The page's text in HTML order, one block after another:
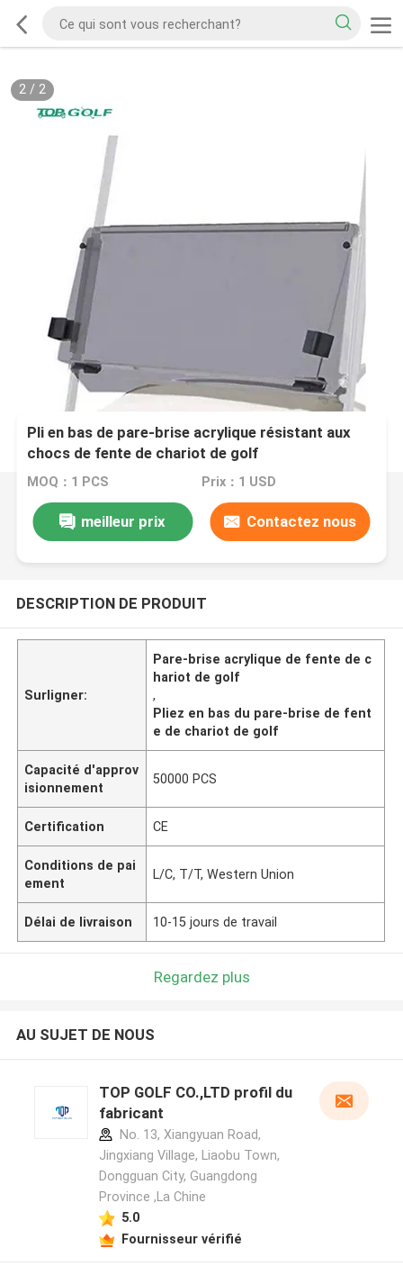
2/ 2
Pli en bas de pare-brise acrylique résistant aux
chocs de fente de chariot de golf
MOQ：1 PCS Prix：1 USD
meilleur prix Contactez nous
DESCRIPTION DE PRODUIT
Surligner:
Pare-brise acrylique de fente de c
hariot de golf
,
Pliez en bas du pare-brise de fent
e de chariot de golf
Capacité d'approv
isionnement
50000 PCS
Certification CE
Conditions de pai
ement
L/C, T/T, Western Union
Délai de livraison 10-15 jours de travail
Regardez plus
AU SUJET DE NOUS
TOP GOLF CO.,LTD profil du
fabricant
No. 13, Xiangyuan Road,
Jingxiang Village, Liaobu Town,
Dongguan City, Guangdong
Province ,La Chine
5.0
Fournisseur vérifié